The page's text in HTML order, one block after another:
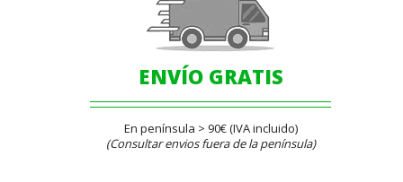
ENVÍO GRATIS
En península > 90€ (IVA incluido)
(Consultar envios fuera de la península)